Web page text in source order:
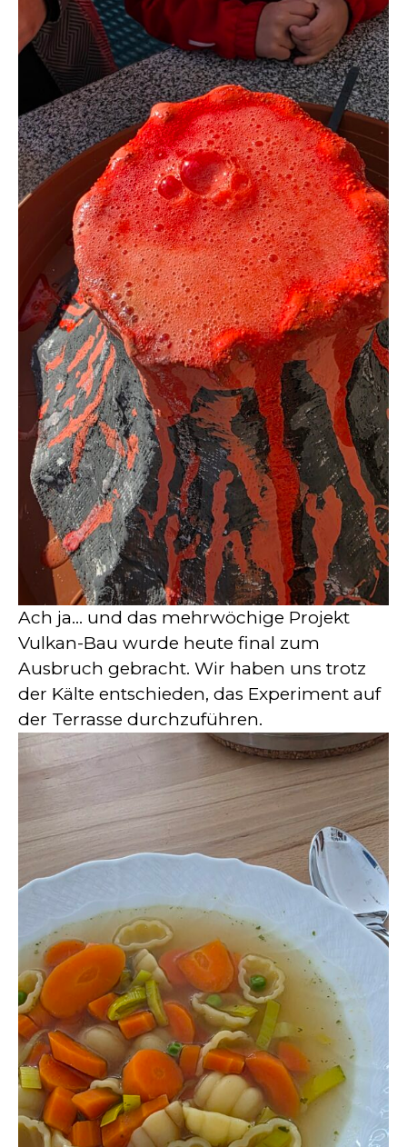
Ach ja… und das mehrwöchige Projekt
Vulkan-Bau wurde heute final zum
Ausbruch gebracht. Wir haben uns trotz
der Kälte entschieden, das Experiment auf
der Terrasse durchzuführen.